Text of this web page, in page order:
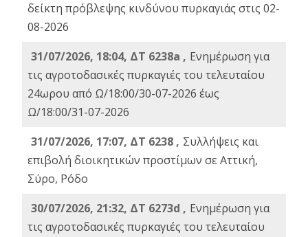
δείκτη πρόβλεψης κινδύνου πυρκαγιάς στις 02-
08-2026
31/07/2026, 18:04, ΔΤ 6238a , Ενημέρωση για
τις αγροτοδασικές πυρκαγιές του τελευταίου
24ωρου από Ω/18:00/30-07-2026 έως
Ω/18:00/31-07-2026
31/07/2026, 17:07, ΔΤ 6238 , Συλλήψεις και
επιβολή διοικητικών προστίμων σε Αττική,
Σύρο, Ρόδο
30/07/2026, 21:32, ΔΤ 6273d , Ενημέρωση για
τις αγροτοδασικές πυρκαγιές του τελευταίου